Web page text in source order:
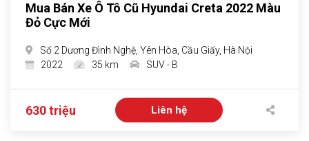
Mua Bán Xe Ô Tô Cũ Hyundai Creta 2022 Màu
Đỏ Cực Mới
Số 2 Dương Đình Nghệ, Yên Hòa, Cầu Giấy, Hà Nội
2022
35 km SUV - B
630 triệu Liên hệ